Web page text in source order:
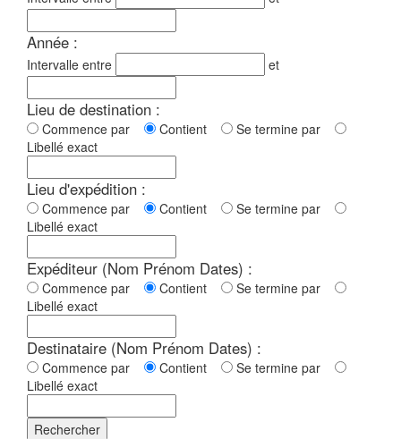
Année :
Intervalle entre et
Lieu de destination :
Commence par Contient
Se termine par
Libellé exact
Lieu d'expédition :
Commence par Contient
Se termine par
Libellé exact
Expéditeur (Nom Prénom Dates) :
Commence par Contient
Se termine par
Libellé exact
Destinataire (Nom Prénom Dates) :
Commence par Contient
Se termine par
Libellé exact
Rechercher